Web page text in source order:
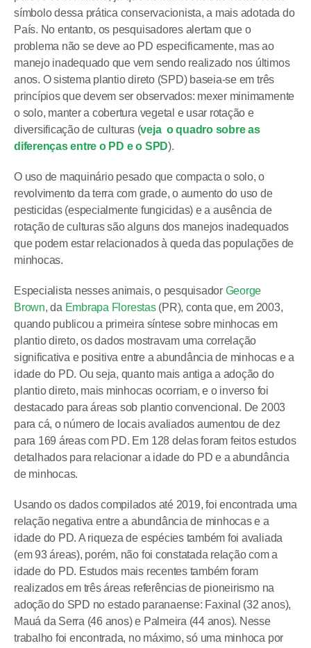
símbolo dessa prática conservacionista, a mais adotada do
País. No entanto, os pesquisadores alertam que o
problema não se deve ao PD especificamente, mas ao
manejo inadequado que vem sendo realizado nos últimos
anos. O sistema plantio direto (SPD) baseia-se em três
princípios que devem ser observados: mexer minimamente
o solo, manter a cobertura vegetal e usar rotação e
diversificação de culturas (veja o quadro sobre as
diferenças entre o PD e o SPD).
O uso de maquinário pesado que compacta o solo, o
revolvimento da terra com grade, o aumento do uso de
pesticidas (especialmente fungicidas) e a ausência de
rotação de culturas são alguns dos manejos inadequados
que podem estar relacionados à queda das populações de
minhocas.
Especialista nesses animais, o pesquisador George
Brown, da Embrapa Florestas(PR), conta que, em 2003,
quando publicou a primeira síntese sobre minhocas em
plantio direto, os dados mostravam uma correlação
significativa e positiva entre a abundância de minhocas e a
idade do PD. Ou seja, quanto mais antiga a adoção do
plantio direto, mais minhocas ocorriam, e o inverso foi
destacado para áreas sob plantio convencional. De 2003
para cá, o número de locais avaliados aumentou de dez
para 169 áreas com PD. Em 128 delas foram feitos estudos
detalhados para relacionar a idade do PD e a abundância
de minhocas.
Usando os dados compilados até 2019, foi encontrada uma
relação negativa entre a abundância de minhocas e a
idade do PD. A riqueza de espécies também foi avaliada
(em 93 áreas), porém, não foi constatada relação com a
idade do PD. Estudos mais recentes também foram
realizados em três áreas referências de pioneirismo na
adoção do SPD no estado paranaense: Faxinal (32 anos),
Mauá da Serra (46 anos) e Palmeira (44 anos). Nesse
trabalho foi encontrada, no máximo, só uma minhoca por